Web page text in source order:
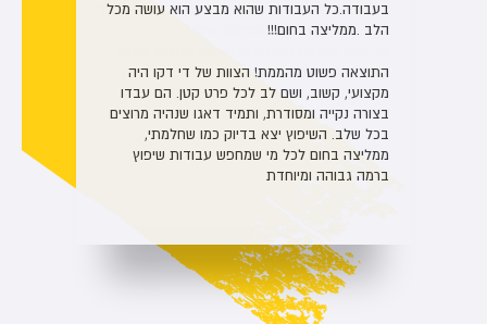
בעבודה.כל העבודות שהוא מבצע הוא עושה מכל
הלב .ממליצה בחום!!!
התוצאה פשוט מהממת! הצוות של די דקו היה
מקצועי, קשוב, ושם לב לכל פרט קטן. הם עבדו
בצורה נקייה ומסודרת, ותמיד דאגו שנהיה מרוצים
בכל שלב. השיפוץ יצא בדיוק כמו שחלמתי,
ממליצה בחום לכל מי שמחפש עבודות שיפוץ
ברמה גבוהה ומיוחדת
עם רעיונות עיצוב יצירתיים. ביצע אצלי עבודת גבס
במטבח – הנמכת תקרה ועיצוב תאורת לדים.